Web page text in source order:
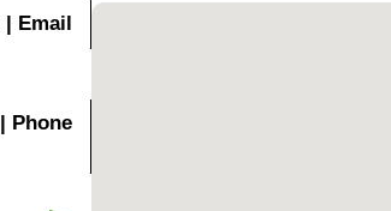
Email
|
Phone
|